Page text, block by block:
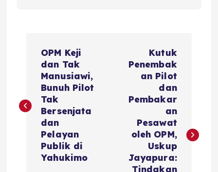
t
OPM Keji
dan Tak
Manusiawi,
Bunuh Pilot
Tak
Bersenjata
dan
Pelayan
Publik di
Yahukimo
Kutuk
Penembak
an Pilot
dan
Pembakar
an
Pesawat
oleh OPM,
Uskup
Jayapura:
Tindakan